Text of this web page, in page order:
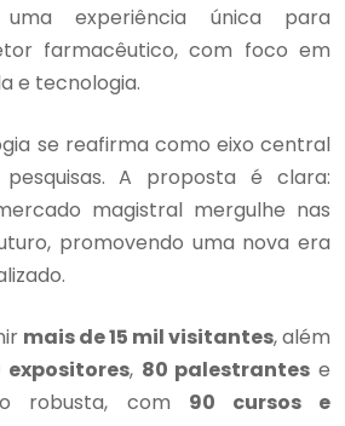
experiência única para
farmacêutico, com foco em
e tecnologia.
se reafirma como eixo central
A proposta é clara:
magistral mergulhe nas
promovendo uma nova era
mais de 15 mil visitantes, além
expositores, 80 palestrantes e
robusta, com 90 cursos e